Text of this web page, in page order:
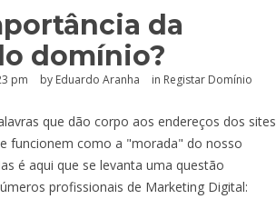
da
domínio?
pm by Eduardo Aranha in Registar Domínio
que dão corpo aos endereços dos sites
funcionem como a "morada" do nosso
é aqui que se levanta uma questão
profissionais de Marketing Digital: